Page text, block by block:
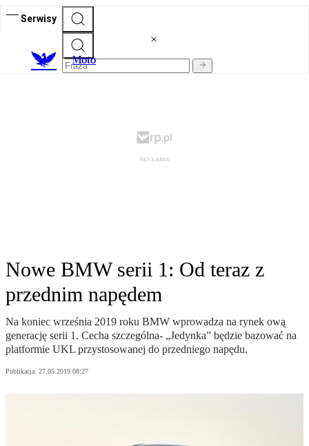
Serwisy
Moto
Nowe BMW serii 1: Od teraz z
przednim napędem
Na koniec września 2019 roku BMW wprowadza na rynek ową
generację serii 1. Cecha szczególna- „Jedynka” będzie bazować na
platformie UKL przystosowanej do przedniego napędu.
Publikacja: 27.05.2019 08:27